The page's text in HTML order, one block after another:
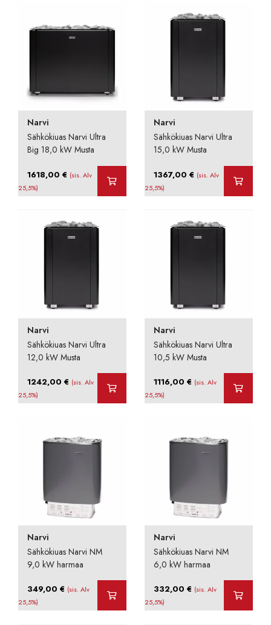
Narvi
Sähkökiuas Narvi Ultra
Big 18,0 kW Musta
1618,00€ (sis. Alv
25,5%)
Narvi
Sähkökiuas Narvi Ultra
15,0 kW Musta
1367,00€ (sis. Alv
25,5%)
Narvi
Sähkökiuas Narvi Ultra
12,0 kW Musta
1242,00€ (sis. Alv
25,5%)
Narvi
Sähkökiuas Narvi Ultra
10,5 kW Musta
1116,00€ (sis. Alv
25,5%)
Narvi
Sähkökiuas Narvi NM
9,0 kW harmaa
349,00€ (sis. Alv
25,5%)
Narvi
Sähkökiuas Narvi NM
6,0 kW harmaa
332,00€ (sis. Alv
25,5%)